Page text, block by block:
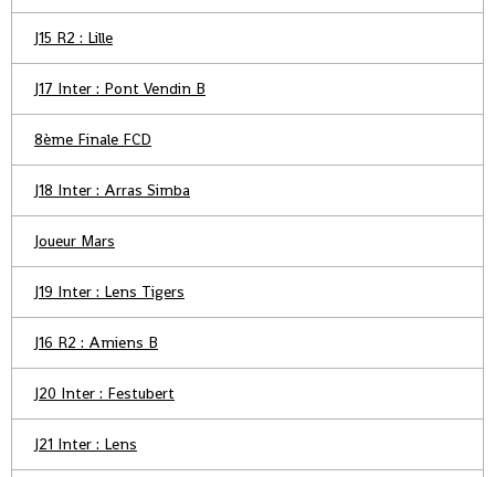
J15 R2 : Lille
J17 Inter : Pont Vendin B
8ème Finale FCD
J18 Inter : Arras Simba
Joueur Mars
J19 Inter : Lens Tigers
J16 R2 : Amiens B
J20 Inter : Festubert
J21 Inter : Lens